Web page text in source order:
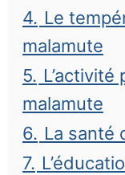
4. Le
malamute
5. L’activité
malamute
6. La santé
7.